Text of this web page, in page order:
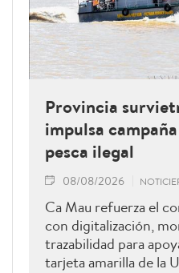
Provincia
impulsa
pesca ilegal
08/08/2026
Ca Mau refuerza el
con digitalización,
trazabilidad para
tarjeta amarilla de la